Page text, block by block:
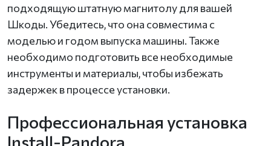
подходящую штатную магнитолу для вашей
Шкоды. Убедитесь, что она совместима с
моделью и годом выпуска машины. Также
необходимо подготовить все необходимые
инструменты и материалы, чтобы избежать
задержек в процессе установки.
Профессиональная установка
Install-Pandora